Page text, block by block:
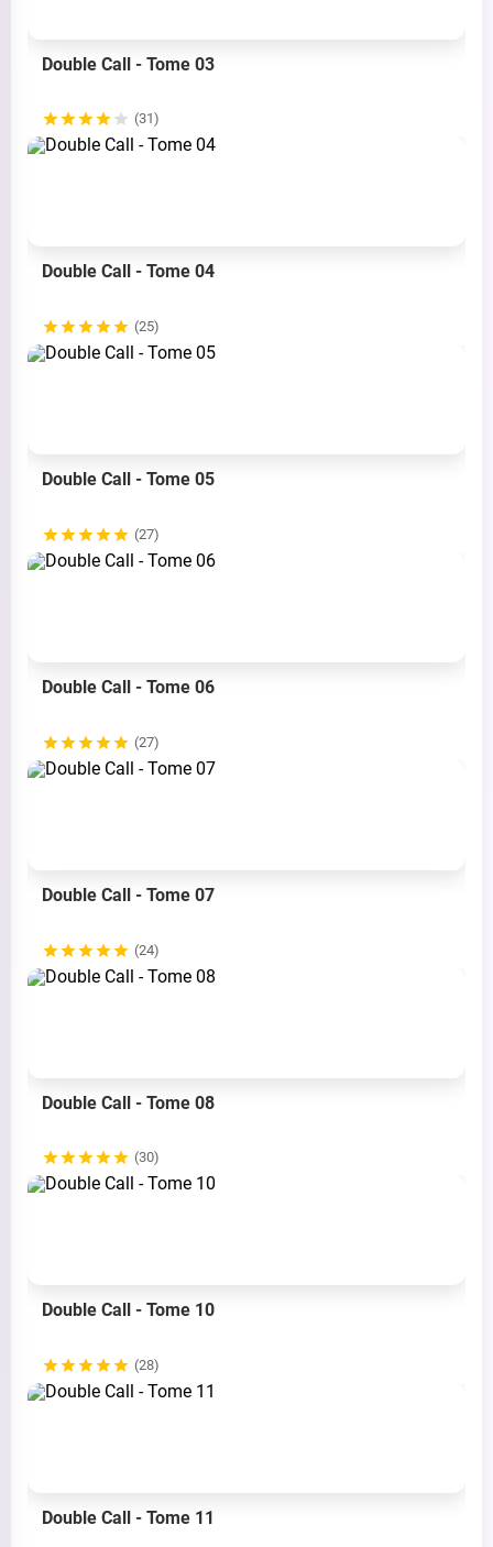
Double Call - Tome 03
(31)
Double Call - Tome 04
(25)
Double Call - Tome 05
(27)
Double Call - Tome 06
(27)
Double Call - Tome 07
(24)
Double Call - Tome 08
(30)
Double Call - Tome 10
(28)
Double Call - Tome 11